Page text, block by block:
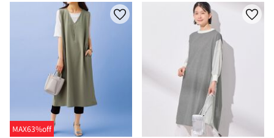
MAX63%off